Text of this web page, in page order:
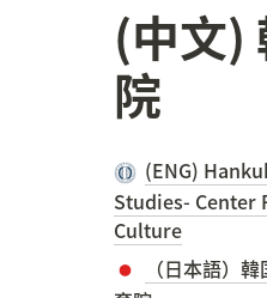
(中文)
院
(ENG)
Studies- Center
Culture
（日本語）